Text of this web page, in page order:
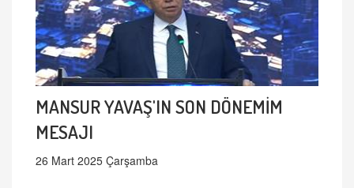
MANSUR YAVAŞ'IN SON DÖNEMİM
MESAJI
26 Mart 2025 Çarşamba